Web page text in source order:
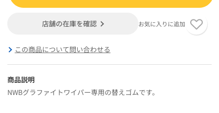
店舗の在庫を確認 お気に入りに追加
この商品について問い合わせる
商品説明
NWBグラファイトワイパー専用の替えゴムです。